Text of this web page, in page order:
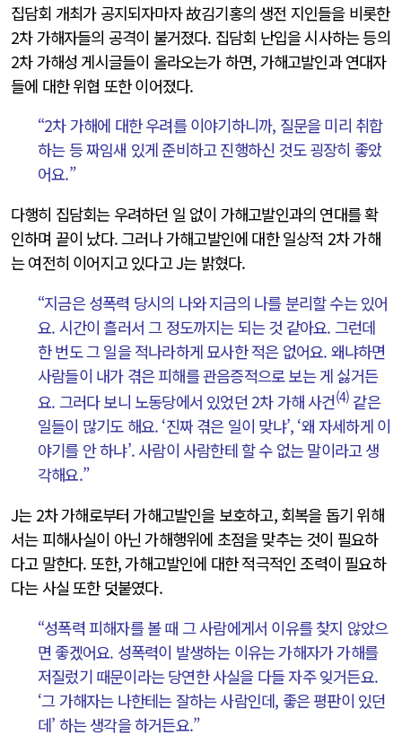
집담회 개최가 공지되자마자 故김기홍의 생전 지인들을 비롯한
2차 가해자들의 공격이 불거졌다. 집담회 난입을 시사하는 등의
2차 가해성 게시글들이 올라오는가 하면, 가해고발인과 연대자
들에 대한 위협 또한 이어졌다.
“2차 가해에 대한 우려를 이야기하니까, 질문을 미리 취합
하는 등 짜임새 있게 준비하고 진행하신 것도 굉장히 좋았
어요.”
다행히 집담회는 우려하던 일 없이 가해고발인과의 연대를 확
인하며 끝이 났다. 그러나 가해고발인에 대한 일상적 2차 가해
는 여전히 이어지고 있다고 J는 밝혔다.
“지금은 성폭력 당시의 나와 지금의 나를 분리할 수는 있어
요. 시간이 흘러서 그 정도까지는 되는 것 같아요. 그런데
한 번도 그 일을 적나라하게 묘사한 적은 없어요. 왜냐하면
사람들이 내가 겪은 피해를 관음증적으로 보는 게 싫거든
요. 그러다 보니 노동당에서 있었던 2차 가해 사건(4) 같은
일들이 많기도 해요. ‘진짜 겪은 일이 맞냐’, ‘왜 자세하게 이
야기를 안 하냐’. 사람이 사람한테 할 수 없는 말이라고 생
각해요.”
J는 2차 가해로부터 가해고발인을 보호하고, 회복을 돕기 위해
서는 피해사실이 아닌 가해행위에 초점을 맞추는 것이 필요하
다고 말한다. 또한, 가해고발인에 대한 적극적인 조력이 필요하
다는 사실 또한 덧붙였다.
“성폭력 피해자를 볼 때 그 사람에게서 이유를 찾지 않았으
면 좋겠어요. 성폭력이 발생하는 이유는 가해자가 가해를
저질렀기 때문이라는 당연한 사실을 다들 자주 잊거든요.
‘그 가해자는 나한테는 잘하는 사람인데, 좋은 평판이 있던
데’ 하는 생각을 하거든요.”